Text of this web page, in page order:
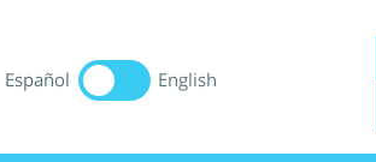
Español English